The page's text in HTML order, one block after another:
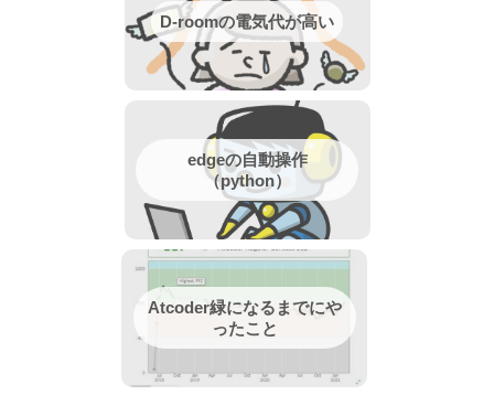
D-roomの電気代が高い
edgeの自動操作
（python）
Atcoder緑になるまでにや
ったこと